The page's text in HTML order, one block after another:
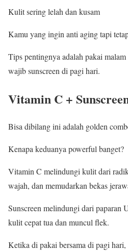
Kulit sering lelah dan kusam
Kamu yang ingin anti aging tapi
Tips pentingnya adalah pakai
wajib sunscreen di pagi hari.
Vitamin C +
Bisa dibilang ini adalah golden
Kenapa keduanya powerful banget?
Vitamin C melindungi kulit dari
wajah, dan memudarkan bekas
Sunscreen melindungi dari
kulit cepat tua dan muncul flek.
Ketika di pakai bersama di pagi